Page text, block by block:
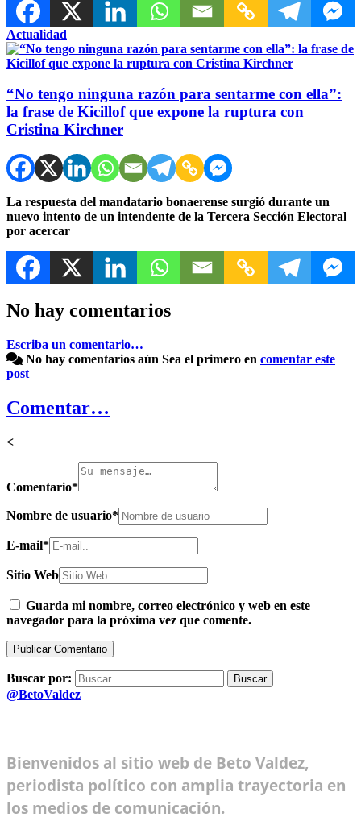
Actualidad
“No tengo ninguna razón para sentarme con ella”:
la frase de Kicillof que expone la ruptura con
Cristina Kirchner
La respuesta del mandatario bonaerense surgió durante un
nuevo intento de un intendente de la Tercera Sección Electoral
por acercar
No hay comentarios
Escriba un comentario…
No hay comentarios aún Sea el primero en comentar este
post
Comentar…
<
Comentario*
Nombre de usuario*
E-mail*
Sitio Web
Guarda mi nombre, correo electrónico y web en este
navegador para la próxima vez que comente.
Buscar por:
@BetoValdez
Bienvenidos al sitio web de Beto Valdez,
periodista político con amplia trayectoria en
los medios de comunicación.